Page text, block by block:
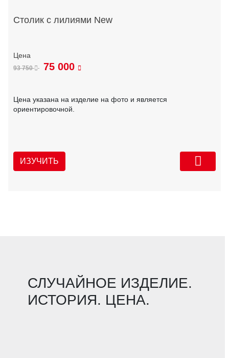
Столик с лилиями New
93 750 75 000
Цена указана на изделие на фото и является
ориентировочной.
ИЗУЧИТЬ
СЛУЧАЙНОЕ ИЗДЕЛИЕ.
ИСТОРИЯ. ЦЕНА.